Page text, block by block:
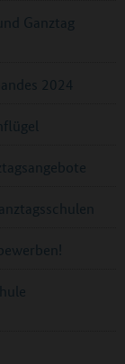
Ganztag
2024